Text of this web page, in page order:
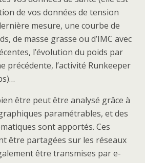
de vos données de tension
mesure, une courbe de
de masse grasse ou d’IMC avec
l’évolution du poids par
précédente, l’activité Runkeeper
être peut être analysé grâce à
paramétrables, et des
sont apportés. Ces
être partagées sur les réseaux
être transmises par e-